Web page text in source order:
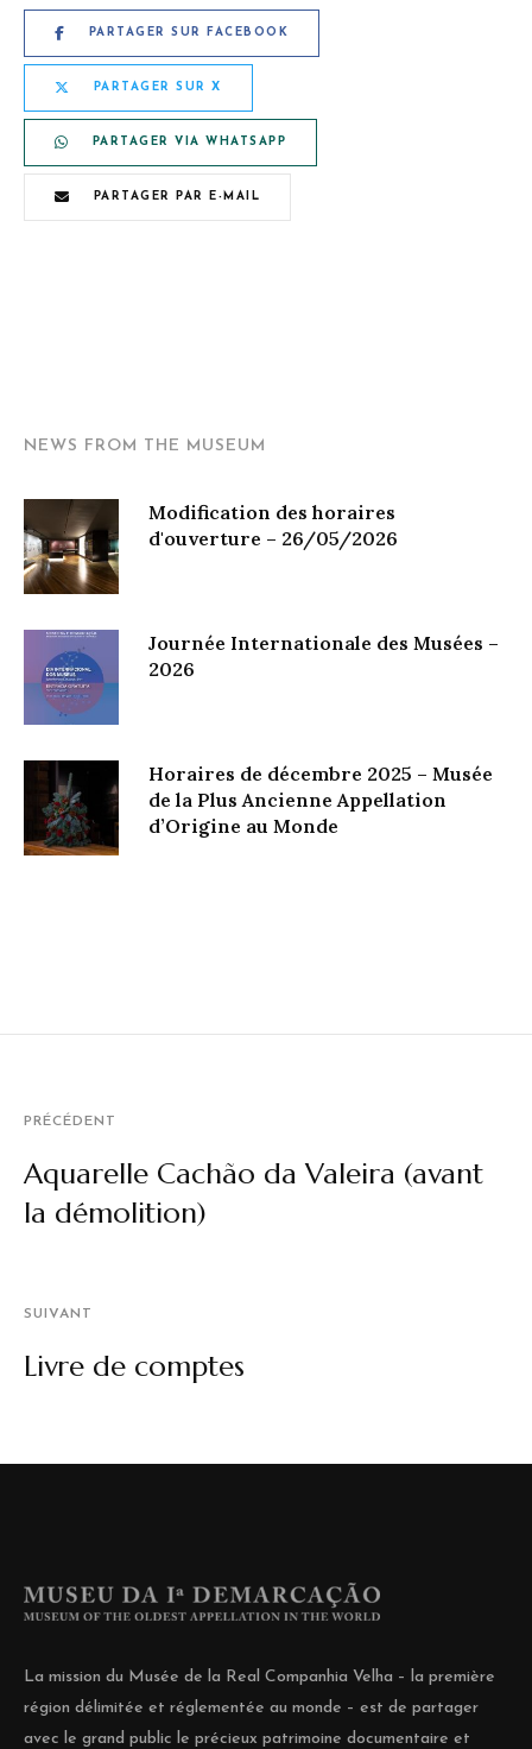
PARTAGER SUR FACEBOOK
PARTAGER SUR X
PARTAGER VIA WHATSAPP
PARTAGER PAR E-MAIL
NEWS FROM THE MUSEUM
Modification des horaires
d'ouverture – 26/05/2026
Journée Internationale des Musées –
2026
Horaires de décembre 2025 – Musée
de la Plus Ancienne Appellation
d’Origine au Monde
PRÉCÉDENT
Aquarelle Cachão da Valeira (avant
la démolition)
SUIVANT
Livre de comptes
La mission du Musée de la Real Companhia Velha – la première
région délimitée et réglementée au monde – est de partager
avec le grand public le précieux patrimoine documentaire et